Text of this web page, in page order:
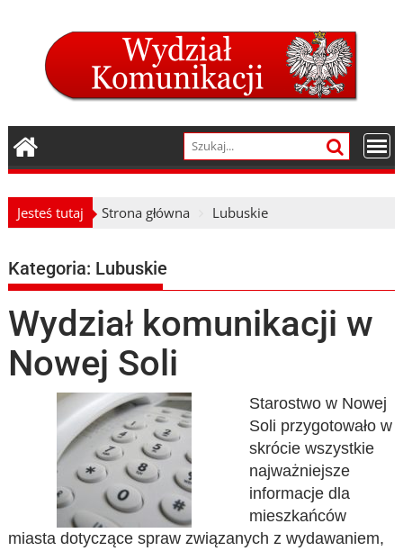
Jesteś tutaj Strona główna Lubuskie
Kategoria: Lubuskie
Wydział komunikacji w
Nowej Soli
Starostwo w Nowej
Soli przygotowało w
skrócie wszystkie
najważniejsze
informacje dla
mieszkańców
miasta dotyczące spraw związanych z wydawaniem,